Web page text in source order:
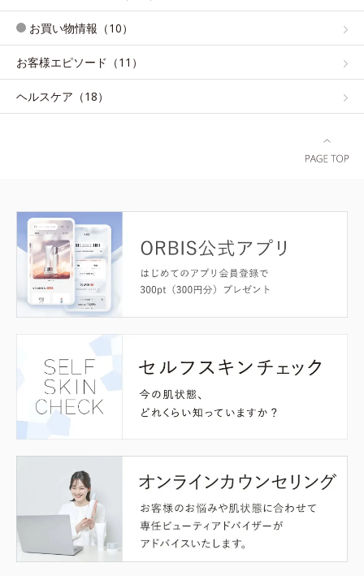
お買い物情報（10）
お客様エピソード（11）
ヘルスケア（18）